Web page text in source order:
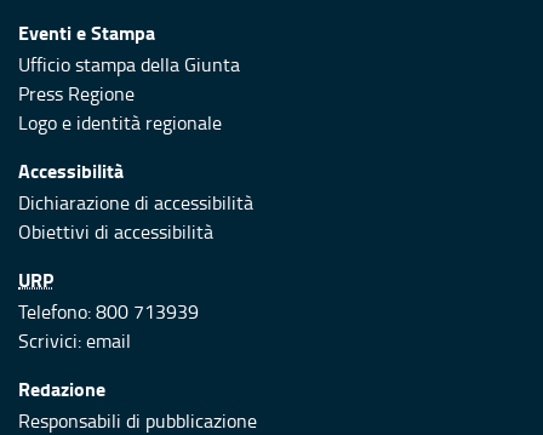
Eventi e Stampa
Ufficio stampa della Giunta
Press Regione
Logo e identità regionale
Accessibilità
Dichiarazione di accessibilità
Obiettivi di accessibilità
URP
Telefono: 800 713939
Scrivici:email
Redazione
Responsabili di pubblicazione